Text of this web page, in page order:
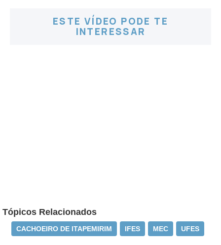
ESTE VÍDEO PODE TE
INTERESSAR
Tópicos Relacionados
CACHOEIRO DE ITAPEMIRIM IFES MEC UFES